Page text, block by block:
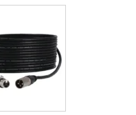
EN 60068-2-1 / EN 50155